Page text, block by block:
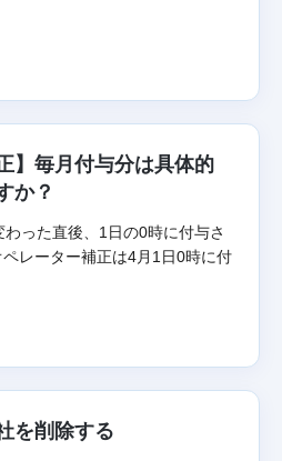
】毎月付与分は具体的
か？
った直後、1日の0時に付与さ
レーター補正は4月1日0時に付
を削除する